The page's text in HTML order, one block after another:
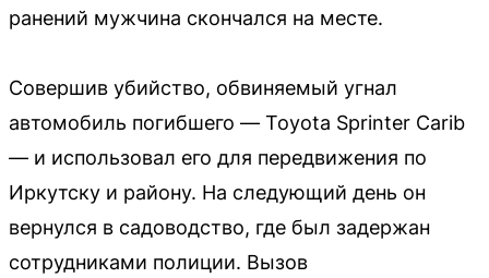
ранений мужчина скончался на месте.
Совершив убийство, обвиняемый угнал
автомобиль погибшего — Toyota Sprinter Carib
— и использовал его для передвижения по
Иркутску и району. На следующий день он
вернулся в садоводство, где был задержан
сотрудниками полиции. Вызов